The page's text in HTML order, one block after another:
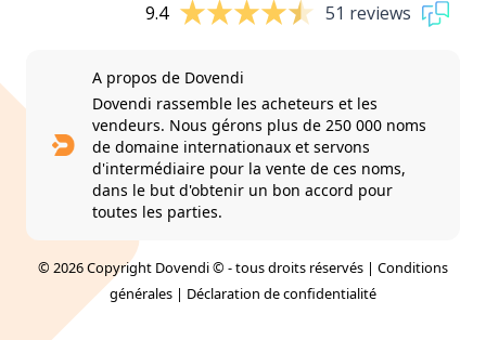
9.4 51 reviews
A propos de Dovendi
Dovendi rassemble les acheteurs et les
vendeurs. Nous gérons plus de 250 000 noms
de domaine internationaux et servons
d'intermédiaire pour la vente de ces noms,
dans le but d'obtenir un bon accord pour
toutes les parties.
© 2026 Copyright Dovendi © - tous droits réservés | Conditions
générales | Déclaration de confidentialité